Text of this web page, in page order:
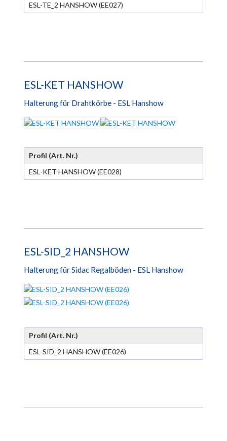
ESL-TE_2 HANSHOW (EE027)
ESL-KET HANSHOW
Halterung für Drahtkörbe - ESL Hanshow
Profil (Art. Nr.)
ESL-KET HANSHOW (EE028)
ESL-SID_2 HANSHOW
Halterung für Sidac Regalböden - ESL Hanshow
Profil (Art. Nr.)
ESL-SID_2 HANSHOW (EE026)